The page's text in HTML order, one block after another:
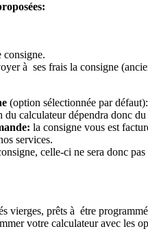
consigne.
à ses frais la consigne
(option sélectionnée par
calculateur dépendra donc
la consigne vous est
services.
celle-ci ne sera donc
vierges, prêts à étre
votre calculateur avec les